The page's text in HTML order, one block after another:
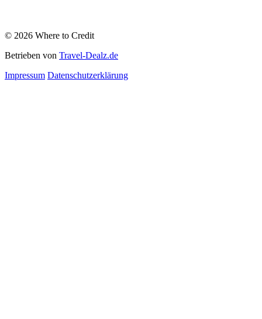
© 2026 Where to Credit
Betrieben von Travel-Dealz.de
Impressum Datenschutzerklärung